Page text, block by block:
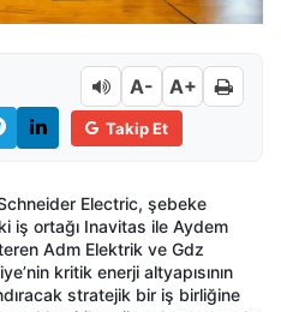
A- A+
Takip Et
Electric, şebeke
iş ortağı Inavitas ile Aydem
Adm Elektrik ve Gdz
kritik enerji altyapısının
stratejik bir iş birliğine